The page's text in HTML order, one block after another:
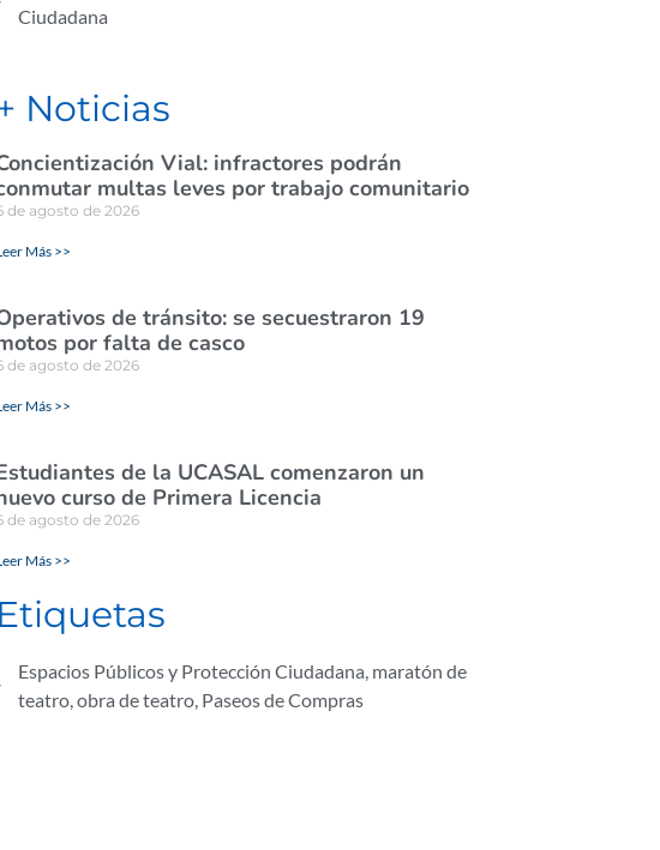
Ciudadana
Noticias
Vial: infractores podrán
multas leves por trabajo comunitario
de agosto de 2026
Más >>
de tránsito: se secuestraron 19
por falta de casco
de agosto de 2026
Más >>
de la UCASAL comenzaron un
curso de Primera Licencia
de agosto de 2026
Más >>
Etiquetas
Espacios Públicos y Protección Ciudadana, maratón de
teatro,obra de teatro, Paseos de Compras